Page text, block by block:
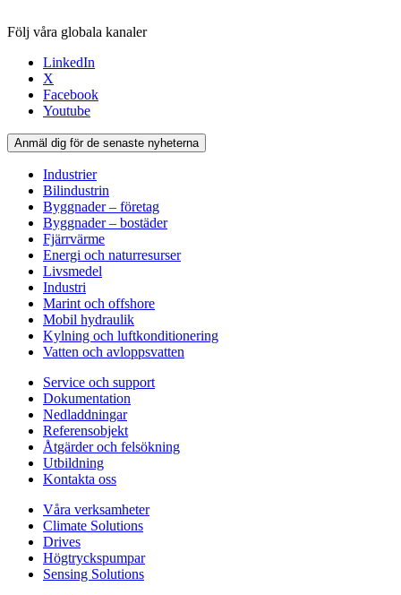
Följ våra globala kanaler
LinkedIn
X
Facebook
Youtube
Anmäl dig för de senaste nyheterna
Industrier
Bilindustrin
Byggnader – företag
Byggnader – bostäder
Fjärrvärme
Energi och naturresurser
Livsmedel
Industri
Marint och offshore
Mobil hydraulik
Kylning och luftkonditionering
Vatten och avloppsvatten
Service och support
Dokumentation
Nedladdningar
Referensobjekt
Åtgärder och felsökning
Utbildning
Kontakta oss
Våra verksamheter
Climate Solutions
Drives
Högtryckspumpar
Sensing Solutions